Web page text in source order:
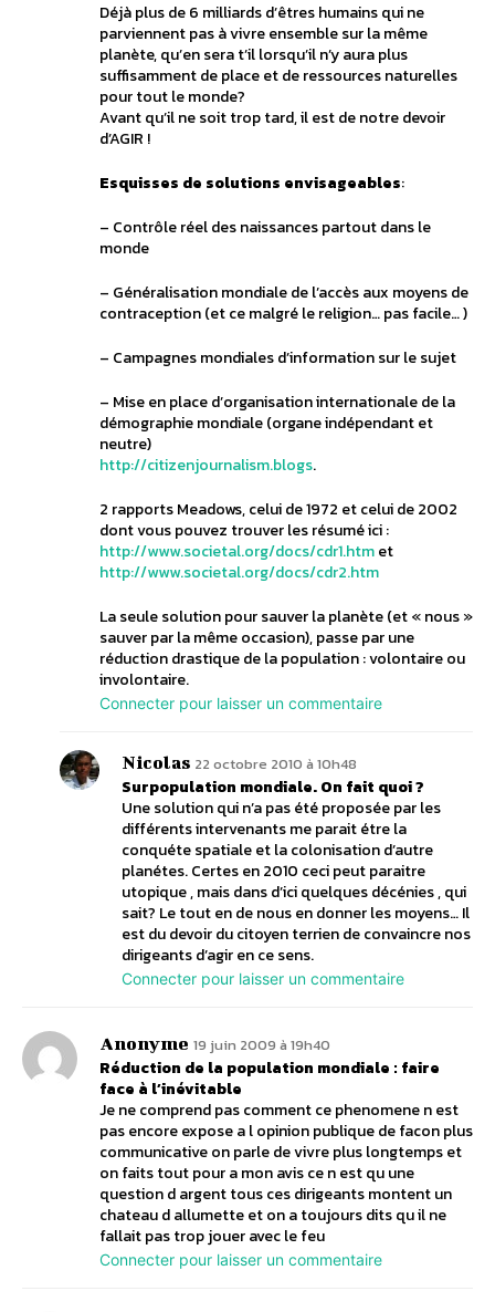
Déjà plus de 6 milliards d’êtres humains qui ne
parviennent pas à vivre ensemble sur la même
planète, qu’en sera t’il lorsqu’il n’y aura plus
suffisamment de place et de ressources naturelles
pour tout le monde?
Avant qu’il ne soit trop tard, il est de notre devoir
d’AGIR !
Esquisses de solutions envisageables:
– Contrôle réel des naissances partout dans le
monde
– Généralisation mondiale de l’accès aux moyens de
contraception (et ce malgré le religion… pas facile… )
– Campagnes mondiales d’information sur le sujet
– Mise en place d’organisation internationale de la
démographie mondiale (organe indépendant et
neutre)
http://citizenjournalism.blogs.
2 rapports Meadows, celui de 1972 et celui de 2002
dont vous pouvez trouver les résumé ici :
http://www.societal.org/docs/cdr1.htmet
http://www.societal.org/docs/cdr2.htm
La seule solution pour sauver la planète (et « nous »
sauver par la même occasion), passe par une
réduction drastique de la population : volontaire ou
involontaire.
Connecter pour laisser un commentaire
Nicolas 22 octobre 2010 à 10h48
Surpopulation mondiale. On fait quoi ?
Une solution qui n’a pas été proposée par les
différents intervenants me parait étre la
conquéte spatiale et la colonisation d’autre
planétes. Certes en 2010 ceci peut paraitre
utopique , mais dans d’ici quelques décénies , qui
sait? Le tout en de nous en donner les moyens… Il
est du devoir du citoyen terrien de convaincre nos
dirigeants d’agir en ce sens.
Connecter pour laisser un commentaire
Anonyme 19 juin 2009 à 19h40
Réduction de la population mondiale : faire
face à l’inévitable
Je ne comprend pas comment ce phenomene n est
pas encore expose a l opinion publique de facon plus
communicative on parle de vivre plus longtemps et
on faits tout pour a mon avis ce n est qu une
question d argent tous ces dirigeants montent un
chateau d allumette et on a toujours dits qu il ne
fallait pas trop jouer avec le feu
Connecter pour laisser un commentaire